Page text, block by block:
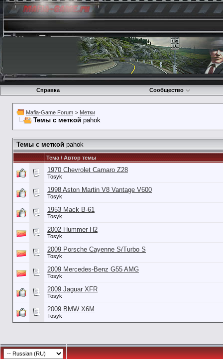
Справка Сообщество
Mafia-Game Forum > Метки
Темы с меткой pahok
Темы с меткой pahok
Тема / Автор темы
1970 Chevrolet Camaro Z28
Tosyk
1998 Aston Martin V8 Vantage V600
Tosyk
1953 Mack B-61
Tosyk
2002 Hummer H2
Tosyk
2009 Porsche Cayenne S/Turbo S
Tosyk
2009 Mercedes-Benz G55 AMG
Tosyk
2009 Jaguar XFR
Tosyk
2009 BMW X6M
Tosyk